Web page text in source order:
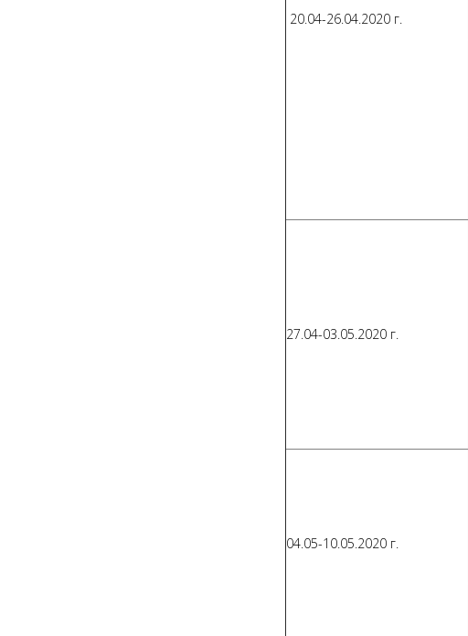
20.04-26.04.2020 г.
27.04-03.05.2020 г.
04.05-10.05.2020 г.